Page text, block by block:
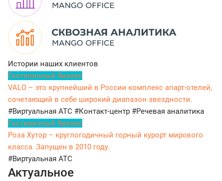
Истории наших клиентов
Гостиничный бизнес
VALO – это крупнейший в России комплекс апарт-отелей,
сочетающий в себе широкий диапазон звездности.
#Виртуальная АТС #Контакт-центр #Речевая аналитика
Гостиничный бизнес
Роза Хутор – круглогодичный горный курорт мирового
класса. Запущен в 2010 году.
#Виртуальная АТС
Актуальное